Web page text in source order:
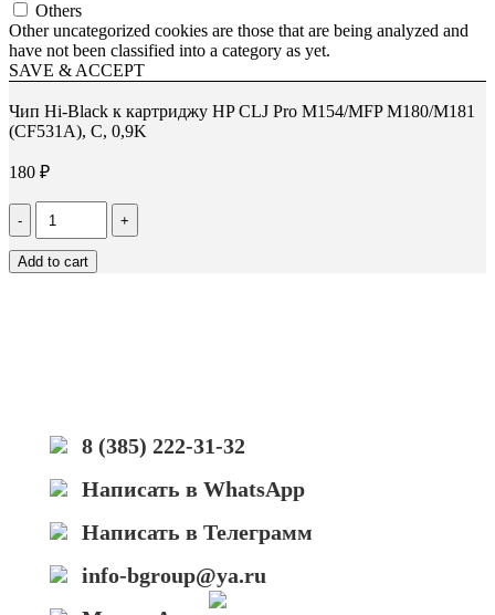
Others
Other uncategorized cookies are those that are being analyzed and
have not been classified into a category as yet.
SAVE & ACCEPT
Чип Hi-Black к картриджу HP CLJ Pro M154/MFP M180/M181
(CF531A), C, 0,9K
180 ₽
Количество
Чип
Hi-
Black
Add to cart
8 (385) 222-31-32
Написать в WhatsApp
Написать в Телеграмм
info-bgroup@ya.ru